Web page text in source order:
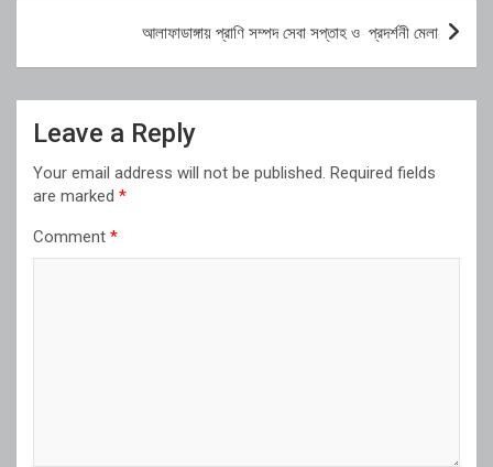
আলাফাডাঙ্গায় প্রাণি সম্পদ সেবা সপ্তাহ ও প্রদর্শনী মেলা
Leave a Reply
Your email address will not be published. Required fields
are marked *
Comment *